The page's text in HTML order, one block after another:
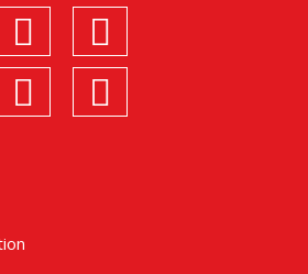
facebook
linkedin